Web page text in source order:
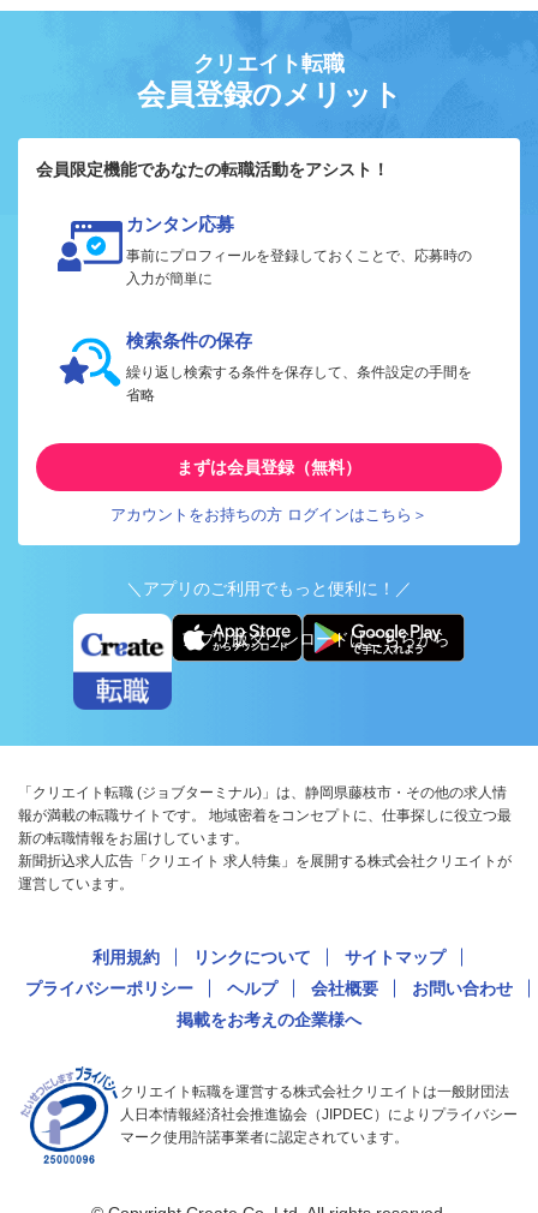
クリエイト転職
会員登録のメリット
会員限定機能であなたの転職活動をアシスト！
カンタン応募
事前にプロフィールを登録しておくことで、応募時の
入力が簡単に
検索条件の保存
繰り返し検索する条件を保存して、条件設定の手間を
省略
まずは会員登録（無料）
アカウントをお持ちの方 ログインはこちら＞
＼アプリのご利用でもっと便利に！／
アプリ版ダウンロードはこちらから
「クリエイト転職 (ジョブターミナル)」は、静岡県藤枝市・その他の求人情
報が満載の転職サイトです。 地域密着をコンセプトに、仕事探しに役立つ最
新の転職情報をお届けしています。
新聞折込求人広告「クリエイト 求人特集」を展開する株式会社クリエイトが
運営しています。
利用規約 リンクについて
サイトマップ
プライバシーポリシー
ヘルプ 会社概要
お問い合わせ
掲載をお考えの企業様へ
クリエイト転職を運営する株式会社クリエイトは一般財団法
人日本情報経済社会推進協会（JIPDEC）によりプライバシー
マーク使用許諾事業者に認定されています。